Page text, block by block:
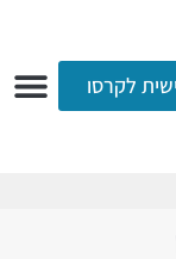
לקרסו